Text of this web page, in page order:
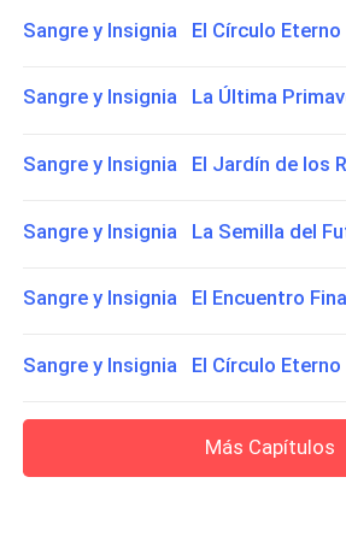
Sangre y Insignia El Círculo Eterno
Sangre y Insignia La Última
Sangre y Insignia El Jardín de los
Sangre y Insignia La Semilla del
Sangre y Insignia El Encuentro
Sangre y Insignia El Círculo Eterno
Más Capítulos